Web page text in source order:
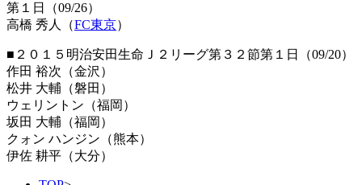
第１日（09/26）
高橋 秀人（FC東京）
■２０１５明治安田生命Ｊ２リーグ第３２節第１日（09/20）
作田 裕次（金沢）
松井 大輔（磐田）
ウェリントン（福岡）
坂田 大輔（福岡）
クォン ハンジン（熊本）
伊佐 耕平（大分）